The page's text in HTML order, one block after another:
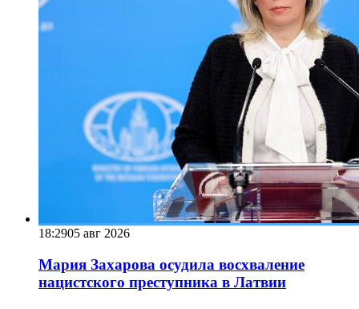
18:2905 авг 2026
Мария Захарова осудила восхваление
нацистского преступника в Латвии